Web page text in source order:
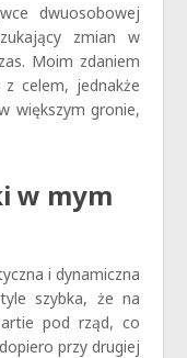
dwuosobowej
zmian w
Moim zdaniem
celem, jednakże
większym gronie,
w mym
i dynamiczna
szybka, że na
pod rząd, co
przy drugiej